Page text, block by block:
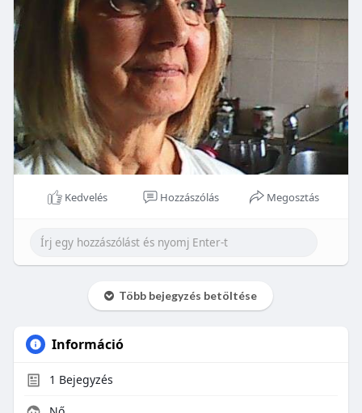
Kedvelés Hozzászólás Megosztás
Több bejegyzés betöltése
Információ
1 Bejegyzés